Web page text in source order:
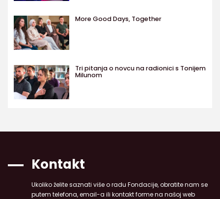
More Good Days, Together
Tri pitanja o novcu na radionici s Tonijem
Milunom
Kontakt
Ukoliko želite saznati više o radu Fondacije, obratite nam se
putem telefona, email-a ili kontakt forme na našoj web